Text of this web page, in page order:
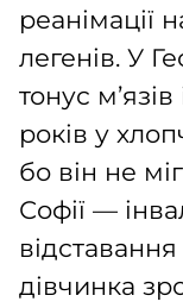
реанімації
легенів. У
тонус
років у
бо він не
Софії —
дівчинка